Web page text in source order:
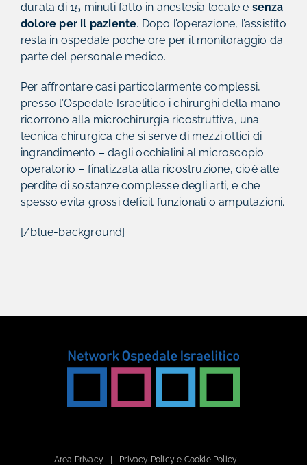
durata di 15 minuti fatto in anestesia locale e senza
dolore per il paziente. Dopo l’operazione, l’assistito
resta in ospedale poche ore per il monitoraggio da
parte del personale medico.
Per affrontare casi particolarmente complessi,
presso l’Ospedale Israelitico i chirurghi della mano
ricorrono alla microchirurgia ricostruttiva, una
tecnica chirurgica che si serve di mezzi ottici di
ingrandimento – dagli occhialini al microscopio
operatorio – finalizzata alla ricostruzione, cioè alle
perdite di sostanze complesse degli arti, e che
spesso evita grossi deficit funzionali o amputazioni.
[/blue-background]
Area Privacy
Privacy Policy e Cookie Policy